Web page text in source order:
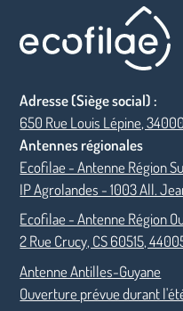
Adresse (Siège social) :
650 Rue Louis Lépine,
Antennes régionales
Ecofilae - Antenne Région
IP Agrolandes - 1003 All.
Ecofilae - Antenne Région
2 Rue Crucy, CS 60515,
Antenne Antilles-Guyane
Ouverture prévue durant